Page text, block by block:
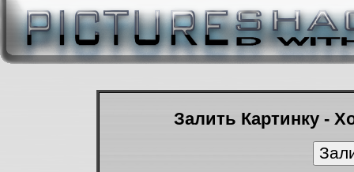
Залить Картинку -